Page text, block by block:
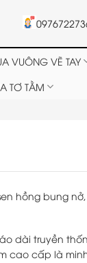
VUÔNG VẼ TAY
TƠ TẰM
hồng bung nở,
dài truyền
cao cấp là